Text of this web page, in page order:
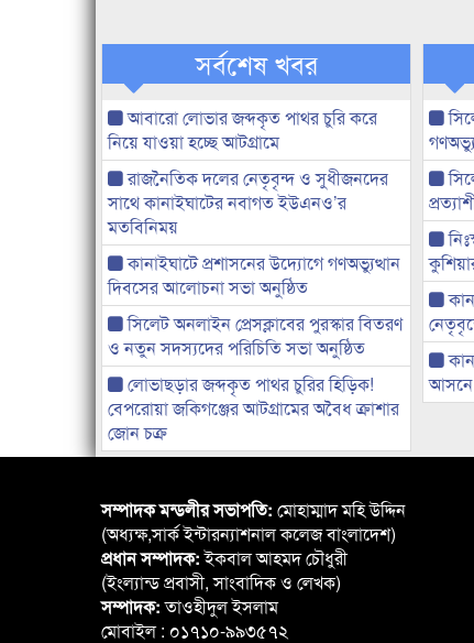
সর্বশেষ খবর
আবারো লোভার জব্দকৃত পাথর চুরি করে
নিয়ে যাওয়া হচ্ছে আটগ্রামে
রাজনৈতিক দলের নেতৃবৃন্দ ও সুধীজনদের
সাথে কানাইঘাটের নবাগত ইউএনও’র
মতবিনিময়
কানাইঘাটে প্রশাসনের উদ্যোগে গণঅভ্যুত্থান
দিবসের আলোচনা সভা অনুষ্ঠিত
সিলেট অনলাইন প্রেসক্লাবের পুরস্কার বিতরণ
ও নতুন সদস্যদের পরিচিতি সভা অনুষ্ঠিত
লোভাছড়ার জব্দকৃত পাথর চুরির হিড়িক!
বেপরোয়া জকিগঞ্জের আটগ্রামের অবৈধ ক্রাশার
জোন চক্র
আসনে
সম্পাদক মন্ডলীর সভাপতি: মোহাম্মাদ মহি উদ্দিন
(অধ্যক্ষ,সার্ক ইন্টারন্যাশনাল কলেজ বাংলাদেশ)
প্রধান সম্পাদক:ইকবাল আহমদ চৌধুরী
(ইংল্যান্ড প্রবাসী, সাংবাদিক ও লেখক)
সম্পাদক:তাওহীদুল ইসলাম
মোবাইল : ০১৭১০-৯৯৩৫৭২